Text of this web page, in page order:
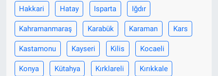
Hakkari Hatay Isparta Iğdır
Kahramanmaraş Karabük Karaman Kars
Kastamonu Kayseri Kilis Kocaeli
Konya Kütahya Kırklareli Kırıkkale